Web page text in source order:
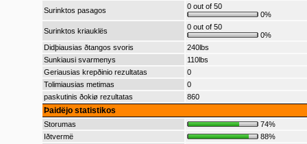
Surinktos pasagos
0 out of 50
0%
Surinktos kriauklës
0 out of 50
0%
Didþiausias ðtangos svoris
240lbs
Sunkiausi svarmenys
110lbs
Geriausias krepðinio rezultatas
0
Tolimiausias metimas
0
paskutinis ðokiø rezultatas
860
Þaidëjo statistikos
Storumas
74%
Iðtvermë
88%